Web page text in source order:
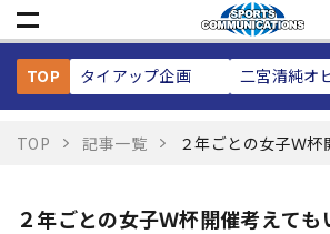
TOP タイアップ企画 二宮清純オ
TOP 記事一覧 ２年ごとの女子Ｗ
２年ごとの女子Ｗ杯開催考えても